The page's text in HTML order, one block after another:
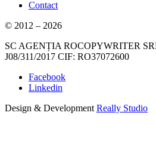
Contact
© 2012 – 2026
SC AGENȚIA ROCOPYWRITER
J08/311/2017 CIF: RO37072600
Facebook
Linkedin
Design & DevelopmentReally Studio